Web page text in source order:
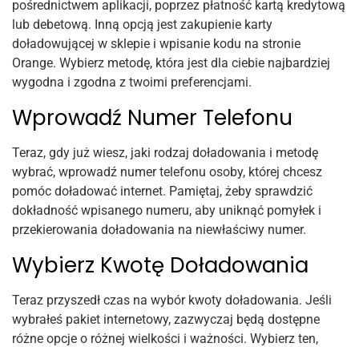
pośrednictwem aplikacji, poprzez płatność kartą kredytową
lub debetową. Inną opcją jest zakupienie karty
doładowującej w sklepie i wpisanie kodu na stronie
Orange. Wybierz metodę, która jest dla ciebie najbardziej
wygodna i zgodna z twoimi preferencjami.
Wprowadź Numer Telefonu
Teraz, gdy już wiesz, jaki rodzaj doładowania i metodę
wybrać, wprowadź numer telefonu osoby, której chcesz
pomóc doładować internet. Pamiętaj, żeby sprawdzić
dokładność wpisanego numeru, aby uniknąć pomyłek i
przekierowania doładowania na niewłaściwy numer.
Wybierz Kwotę Doładowania
Teraz przyszedł czas na wybór kwoty doładowania. Jeśli
wybrałeś pakiet internetowy, zazwyczaj będą dostępne
różne opcje o różnej wielkości i ważności. Wybierz ten,